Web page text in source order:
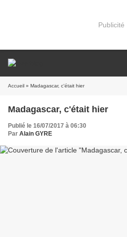
Publicité
Accueil » Madagascar, c'était hier
Madagascar, c'était hier
Publié le 16/07/2017 à 06:30
Par Alain GYRE